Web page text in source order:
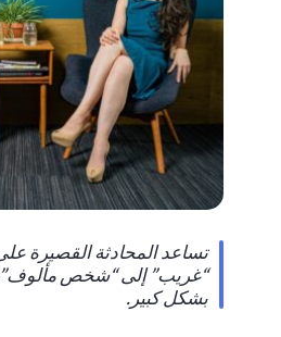
تساعد المحادثة القصيرة
“غريب” إلى “شخص مألوف”،
بشكل كبير.